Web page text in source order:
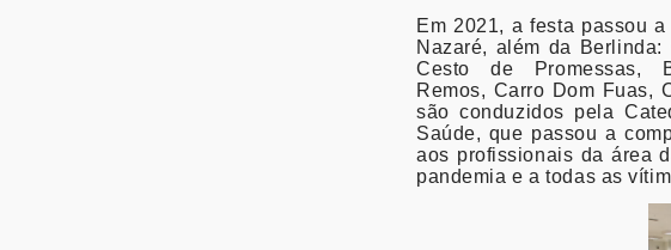
Em 2021, a festa passou
Nazaré, além da Berlinda:
Cesto de Promessas,
Remos, Carro Dom Fuas,
são conduzidos pela
Saúde, que passou a
aos profissionais da área
pandemia e a todas as